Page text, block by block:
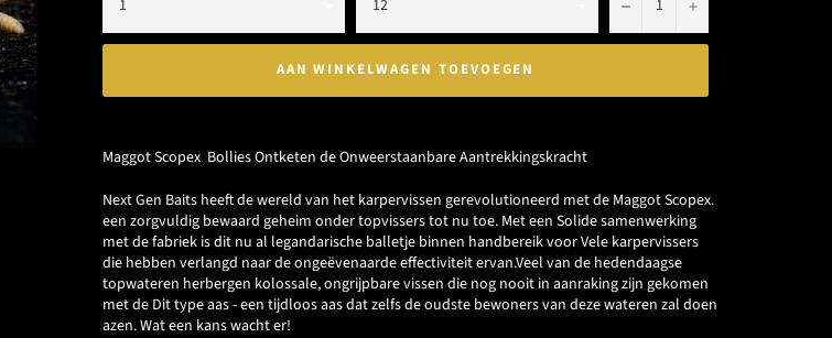
− +
AAN WINKELWAGEN TOEVOEGEN
Maggot Scopex Bollies Ontketen de Onweerstaanbare Aantrekkingskracht
Next Gen Baits heeft de wereld van het karpervissen gerevolutioneerd met de Maggot Scopex.
een zorgvuldig bewaard geheim onder topvissers tot nu toe. Met een Solide samenwerking
met de fabriek is dit nu al legandarische balletje binnen handbereik voor Vele karpervissers
die hebben verlangd naar de ongeëvenaarde effectiviteit ervan.Veel van de hedendaagse
topwateren herbergen kolossale, ongrijpbare vissen die nog nooit in aanraking zijn gekomen
met de Dit type aas - een tijdloos aas dat zelfs de oudste bewoners van deze wateren zal doen
azen. Wat een kans wacht er!